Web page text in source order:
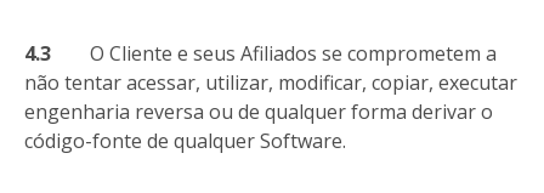
4.3 O Cliente e seus Afiliados se comprometem a
não tentar acessar, utilizar, modificar, copiar, executar
engenharia reversa ou de qualquer forma derivar o
código-fonte de qualquer Software.